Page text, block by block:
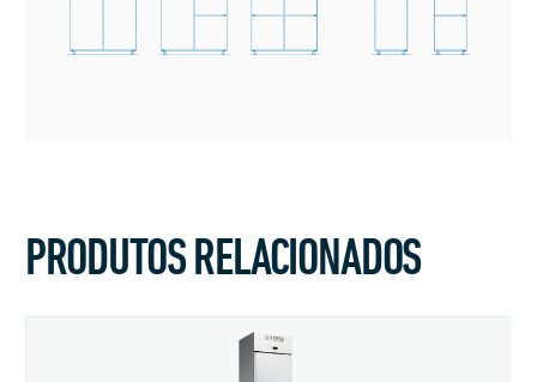
PRODUTOS RELACIONADOS